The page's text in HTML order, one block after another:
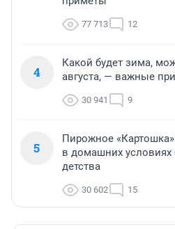
77 713 12
4
Какой будет зима,
августа, — важные
30 941 9
5
Пирожное
в домашних
детства
30 602 15